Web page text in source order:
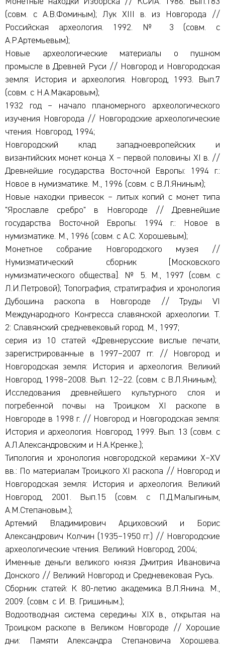
(совм. с А.В.Фоминым); Лук XIII в. из Новгорода //
Российская археология. 1992. № 3 (совм. с
А.Р.Артемьевым);
Новые археологические материалы о пушном
промысле в Древней Руси // Новгород и Новгородская
земля: История и археология. Новгород, 1993. Вып.7
(совм. с Н.А.Макаровым);
1932 год – начало планомерного археологического
изучения Новгорода // Новгородские археологические
чтения. Новгород, 1994;
Новгородский клад западноевропейских и
византийских монет конца X – первой половины XI в. //
Древнейшие государства Восточной Европы: 1994 г.:
Новое в нумизматике. М., 1996 (совм. с В.Л.Яниным);
Новые находки привесок – литых копий с монет типа
"Ярославле сребро" в Новгороде // Древнейшие
государства Восточной Европы: 1994 г.: Новое в
нумизматике. М., 1996 (совм. с А.С. Хорошевым);
Монетное собрание Новгородского музея //
Нумизматический сборник [Московского
нумизматического общества]. № 5. М., 1997 (совм. с
Л.И.Петровой); Топография, стратиграфия и хронология
Дубошина раскопа в Новгороде // Труды VI
Международного Конгресса славянской археологии. Т.
2: Славянский средневековый город. М., 1997;
серия из 10 статей «Древнерусские вислые печати,
зарегистрированные в 1997–2007 гг. // Новгород и
Новгородская земля: История и археология. Великий
Новгород, 1998–2008. Вып. 12–22. (совм. с В.Л.Яниным);
Исследования древнейшего культурного слоя и
погребенной почвы на Троицком XI раскопе в
Новгороде в 1998 г. // Новгород и Новгородская земля:
История и археология. Новгород, 1999. Вып. 13 (совм. с
А.Л.Александровским и Н.А.Кренке.);
Типология и хронология новгородской керамики X–XV
вв.: По материалам Троицкого XI раскопа // Новгород и
Новгородская земля: История и археология. Великий
Новгород, 2001. Вып.15 (совм. с П.Д.Малыгиным,
А.М.Степановым.);
Артемий Владимирович Арциховский и Борис
Александрович Колчин (1935–1950 гг.) // Новгородские
археологические чтения. Великий Новгород, 2004;
Именные деньги великого князя Дмитрия Ивановича
Донского // Великий Новгород и Средневековая Русь.
Сборник статей: К 80-летию академика В.Л.Янина. М.,
2009. (совм. с И. В. Гришиным.);
Водоотводная система середины XIX в., открытая на
Троицком раскопе в Великом Новгороде // Хорошие
дни: Памяти Александра Степановича Хорошева.